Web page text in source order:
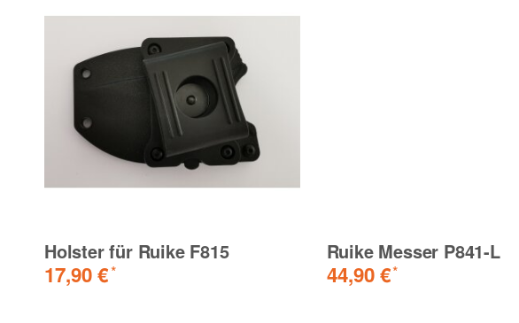
Holster für Ruike F815
17,90 €*
Ruike Messer P841-L
44,90 €*